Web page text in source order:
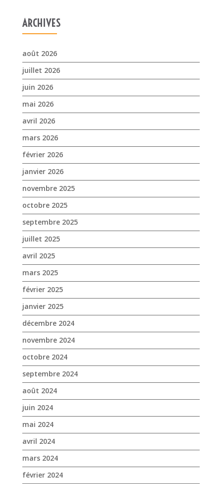
mai 2026
mars 2026
février 2026
janvier 2026
novembre 2025
octobre 2025
septembre 2025
juillet 2025
avril 2025
mars 2025
février 2025
janvier 2025
décembre 2024
novembre 2024
octobre 2024
septembre 2024
août 2024
juin 2024
mai 2024
avril 2024
mars 2024
février 2024
janvier 2024
décembre 2023
novembre 2023
octobre 2023
septembre 2023